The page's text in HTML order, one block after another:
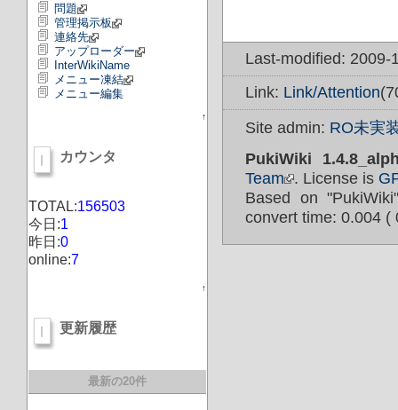
問題
管理掲示板
連絡先
アップローダー
InterWikiName
メニュー凍結
メニュー編集
↑
カウンタ
TOTAL:156503
今日:1
昨日:0
online:7
↑
更新履歴
最新の20件
Last-modified: 2009-
Link: Link/Attention
Site admin: RO未実
PukiWiki
Team
. License is
Based on
convert time: 0.004 (